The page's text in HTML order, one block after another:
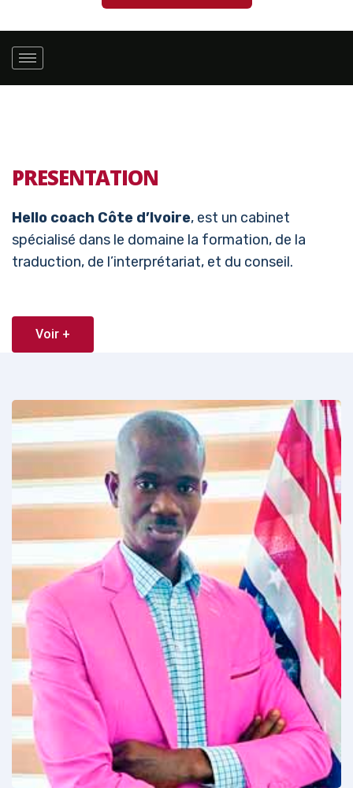
PRESENTATION
Hello coach Côte d’Ivoire, est un cabinet
spécialisé dans le domaine la formation, de la
traduction, de l’interprétariat, et du conseil.
Voir +